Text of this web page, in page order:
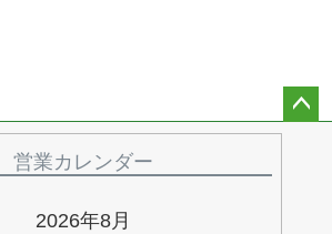
営業カレンダー
2026年8月